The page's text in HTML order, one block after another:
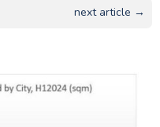
next article →